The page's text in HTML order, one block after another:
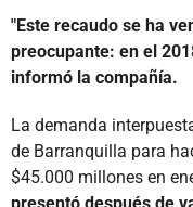
"Este recaudo se ha
preocupante: en el
informó la compañía.
La demanda
de Barranquilla para
$45.000 millones en
presentó después de